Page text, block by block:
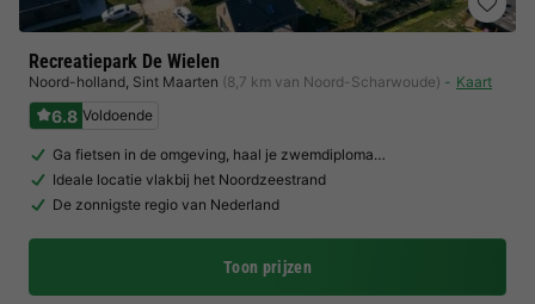
Recreatiepark De Wielen
Noord-holland, Sint Maarten (8,7 km van Noord-Scharwoude) Kaart
6.8 Voldoende
Ga fietsen in de omgeving, haal je zwemdiploma…
Ideale locatie vlakbij het Noordzeestrand
De zonnigste regio van Nederland
Toon prijzen